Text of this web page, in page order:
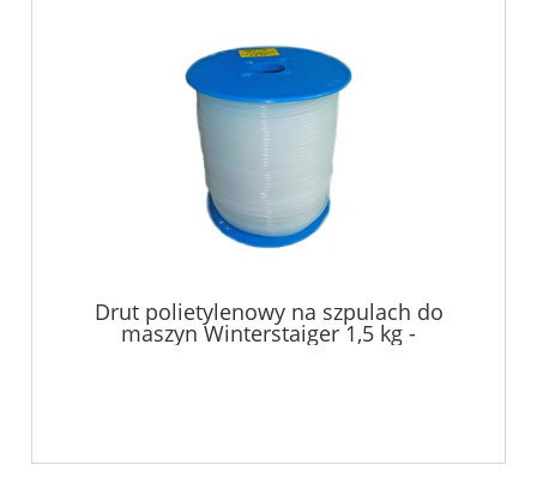
Drut polietylenowy na szpulach do
maszyn Winterstaiger 1,5 kg -
transparent